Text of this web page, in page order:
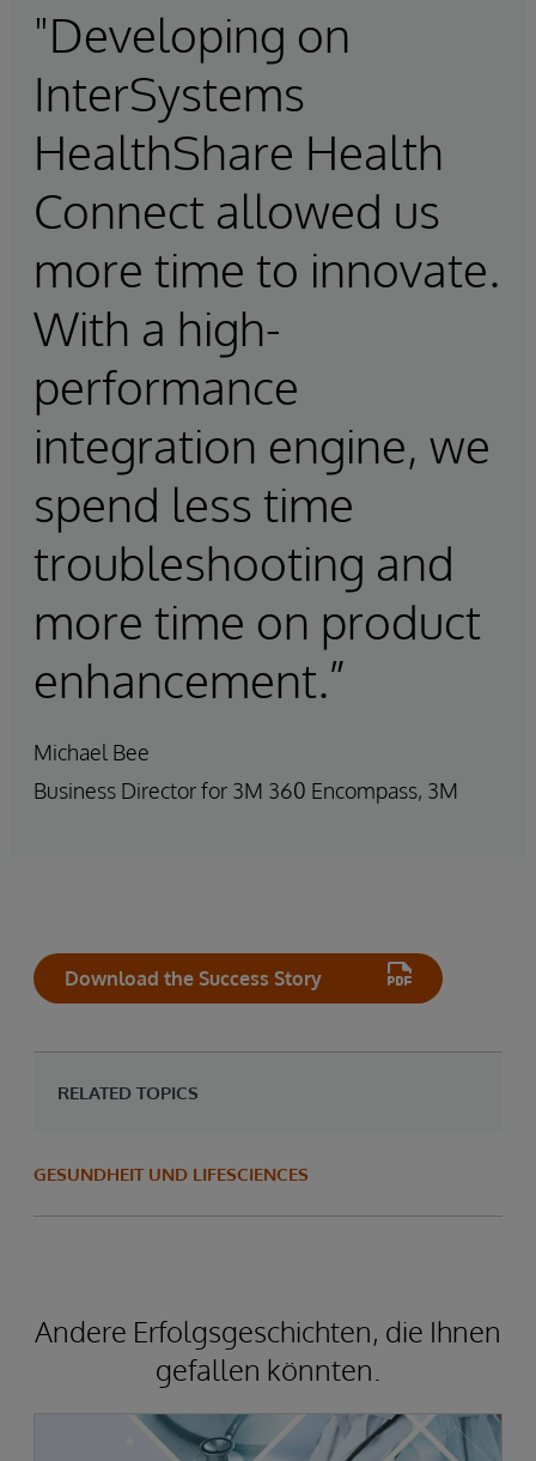
"Developing on
InterSystems
HealthShare Health
Connect allowed us
more time to innovate.
With a high-
performance
integration engine, we
spend less time
troubleshooting and
more time on product
enhancement.”
Michael Bee
Business Director for 3M 360 Encompass, 3M
Download the Success Story
RELATED TOPICS
GESUNDHEIT UND LIFESCIENCES
Andere Erfolgsgeschichten, die Ihnen
gefallen könnten.